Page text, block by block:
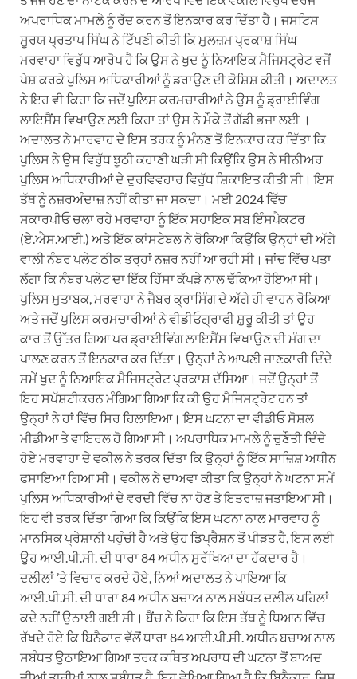
ਅਪਰਾਧਿਕ ਮਾਮਲੇ ਨੂੰ ਰੱਦ ਕਰਨ ਤੋਂ ਇਨਕਾਰ ਕਰ ਦਿੱਤਾ ਹੈ। ਜਸਟਿਸ
ਸੂਰਯ ਪ੍ਰਤਾਪ ਸਿੰਘ ਨੇ ਟਿੱਪਣੀ ਕੀਤੀ ਕਿ ਮੁਲਜ਼ਮ ਪ੍ਰਕਾਸ਼ ਸਿੰਘ
ਮਰਵਾਹਾ ਵਿਰੁੱਧ ਆਰੋਪ ਹੈ ਕਿ ਉਸ ਨੇ ਖੁਦ ਨੂੰ ਨਿਆਇਕ ਮੈਜਿਸਟ੍ਰੇਟ ਵਜੋਂ
ਪੇਸ਼ ਕਰਕੇ ਪੁਲਿਸ ਅਧਿਕਾਰੀਆਂ ਨੂੰ ਡਰਾਉਣ ਦੀ ਕੋਸ਼ਿਸ਼ ਕੀਤੀ। ਅਦਾਲਤ
ਨੇ ਇਹ ਵੀ ਕਿਹਾ ਕਿ ਜਦੋਂ ਪੁਲਿਸ ਕਰਮਚਾਰੀਆਂ ਨੇ ਉਸ ਨੂੰ ਡ੍ਰਾਈਵਿੰਗ
ਲਾਇਸੈਂਸ ਵਿਖਾਉਣ ਲਈ ਕਿਹਾ ਤਾਂ ਉਸ ਨੇ ਮੌਕੇ ਤੋਂ ਗੱਡੀ ਭਜਾ ਲਈ ।
ਅਦਾਲਤ ਨੇ ਮਾਰਵਾਹ ਦੇ ਇਸ ਤਰਕ ਨੂੰ ਮੰਨਣ ਤੋਂ ਇਨਕਾਰ ਕਰ ਦਿੱਤਾ ਕਿ
ਪੁਲਿਸ ਨੇ ਉਸ ਵਿਰੁੱਧ ਝੂਠੀ ਕਹਾਣੀ ਘੜੀ ਸੀ ਕਿਉਂਕਿ ਉਸ ਨੇ ਸੀਨੀਅਰ
ਪੁਲਿਸ ਅਧਿਕਾਰੀਆਂ ਦੇ ਦੁਰਵਿਵਹਾਰ ਵਿਰੁੱਧ ਸ਼ਿਕਾਇਤ ਕੀਤੀ ਸੀ। ਇਸ
ਤੱਥ ਨੂੰ ਨਜ਼ਰਅੰਦਾਜ਼ ਨਹੀਂ ਕੀਤਾ ਜਾ ਸਕਦਾ। ਮਈ 2024 ਵਿੱਚ
ਸਕਾਰਪੀਓ ਚਲਾ ਰਹੇ ਮਰਵਾਹਾ ਨੂੰ ਇੱਕ ਸਹਾਇਕ ਸਬ ਇੰਸਪੈਕਟਰ
(ਏ.ਐਸ.ਆਈ.) ਅਤੇ ਇੱਕ ਕਾਂਸਟੇਬਲ ਨੇ ਰੋਕਿਆ ਕਿਉਂਕਿ ਉਨ੍ਹਾਂ ਦੀ ਅੱਗੇ
ਵਾਲੀ ਨੰਬਰ ਪਲੇਟ ਠੀਕ ਤਰ੍ਹਾਂ ਨਜ਼ਰ ਨਹੀਂ ਆ ਰਹੀ ਸੀ। ਜਾਂਚ ਵਿੱਚ ਪਤਾ
ਲੱਗਾ ਕਿ ਨੰਬਰ ਪਲੇਟ ਦਾ ਇੱਕ ਹਿੱਸਾ ਕੱਪੜੇ ਨਾਲ ਢੱਕਿਆ ਹੋਇਆ ਸੀ।
ਪੁਲਿਸ ਮੁਤਾਬਕ, ਮਰਵਾਹਾ ਨੇ ਜੈਬਰ ਕ੍ਰਾਸਿੰਗ ਦੇ ਅੱਗੇ ਹੀ ਵਾਹਨ ਰੋਕਿਆ
ਅਤੇ ਜਦੋਂ ਪੁਲਿਸ ਕਰਮਚਾਰੀਆਂ ਨੇ ਵੀਡੀਓਗ੍ਰਾਫੀ ਸ਼ੁਰੂ ਕੀਤੀ ਤਾਂ ਉਹ
ਕਾਰ ਤੋਂ ਉੱਤਰ ਗਿਆ ਪਰ ਡ੍ਰਾਈਵਿੰਗ ਲਾਇਸੈਂਸ ਵਿਖਾਉਣ ਦੀ ਮੰਗ ਦਾ
ਪਾਲਣ ਕਰਨ ਤੋਂ ਇਨਕਾਰ ਕਰ ਦਿੱਤਾ। ਉਨ੍ਹਾਂ ਨੇ ਆਪਣੀ ਜਾਣਕਾਰੀ ਦਿੰਦੇ
ਸਮੇਂ ਖੁਦ ਨੂੰ ਨਿਆਇਕ ਮੈਜਿਸਟ੍ਰੇਟ ਪ੍ਰਕਾਸ਼ ਦੱਸਿਆ। ਜਦੋਂ ਉਨ੍ਹਾਂ ਤੋਂ
ਇਹ ਸਪੱਸ਼ਟੀਕਰਨ ਮੰਗਿਆ ਗਿਆ ਕਿ ਕੀ ਉਹ ਮੈਜਿਸਟ੍ਰੇਟ ਹਨ ਤਾਂ
ਉਨ੍ਹਾਂ ਨੇ ਹਾਂ ਵਿੱਚ ਸਿਰ ਹਿਲਾਇਆ। ਇਸ ਘਟਨਾ ਦਾ ਵੀਡੀਓ ਸੋਸ਼ਲ
ਮੀਡੀਆ ਤੇ ਵਾਇਰਲ ਹੋ ਗਿਆ ਸੀ। ਅਪਰਾਧਿਕ ਮਾਮਲੇ ਨੂੰ ਚੁਣੌਤੀ ਦਿੰਦੇ
ਹੋਏ ਮਰਵਾਹਾ ਦੇ ਵਕੀਲ ਨੇ ਤਰਕ ਦਿੱਤਾ ਕਿ ਉਨ੍ਹਾਂ ਨੂੰ ਇੱਕ ਸਾਜ਼ਿਸ਼ ਅਧੀਨ
ਫਸਾਇਆ ਗਿਆ ਸੀ। ਵਕੀਲ ਨੇ ਦਾਅਵਾ ਕੀਤਾ ਕਿ ਉਨ੍ਹਾਂ ਨੇ ਘਟਨਾ ਸਮੇਂ
ਪੁਲਿਸ ਅਧਿਕਾਰੀਆਂ ਦੇ ਵਰਦੀ ਵਿੱਚ ਨਾ ਹੋਣ ਤੇ ਇਤਰਾਜ਼ ਜਤਾਇਆ ਸੀ।
ਇਹ ਵੀ ਤਰਕ ਦਿੱਤਾ ਗਿਆ ਕਿ ਕਿਉਂਕਿ ਇਸ ਘਟਨਾ ਨਾਲ ਮਾਰਵਾਹ ਨੂੰ
ਮਾਨਸਿਕ ਪ੍ਰੇਸ਼ਾਨੀ ਪਹੁੰਚੀ ਹੈ ਅਤੇ ਉਹ ਡਿਪ੍ਰੈਸ਼ਨ ਤੋਂ ਪੀੜਤ ਹੈ, ਇਸ ਲਈ
ਉਹ ਆਈ.ਪੀ.ਸੀ. ਦੀ ਧਾਰਾ 84 ਅਧੀਨ ਸੁਰੱਖਿਆ ਦਾ ਹੱਕਦਾਰ ਹੈ।
ਦਲੀਲਾਂ ’ਤੇ ਵਿਚਾਰ ਕਰਦੇ ਹੋਏ, ਨਿਆਂ ਅਦਾਲਤ ਨੇ ਪਾਇਆ ਕਿ
ਆਈ.ਪੀ.ਸੀ. ਦੀ ਧਾਰਾ 84 ਅਧੀਨ ਬਚਾਅ ਨਾਲ ਸਬੰਧਤ ਦਲੀਲ ਪਹਿਲਾਂ
ਕਦੇ ਨਹੀਂ ਉਠਾਈ ਗਈ ਸੀ। ਬੈਂਚ ਨੇ ਕਿਹਾ ਕਿ ਇਸ ਤੱਥ ਨੂੰ ਧਿਆਨ ਵਿੱਚ
ਰੱਖਦੇ ਹੋਏ ਕਿ ਬਿਨੈਕਾਰ ਵੱਲੋਂ ਧਾਰਾ 84 ਆਈ.ਪੀ.ਸੀ. ਅਧੀਨ ਬਚਾਅ ਨਾਲ
ਸਬੰਧਤ ਉਠਾਇਆ ਗਿਆ ਤਰਕ ਕਥਿਤ ਅਪਰਾਧ ਦੀ ਘਟਨਾ ਤੋਂ ਬਾਅਦ